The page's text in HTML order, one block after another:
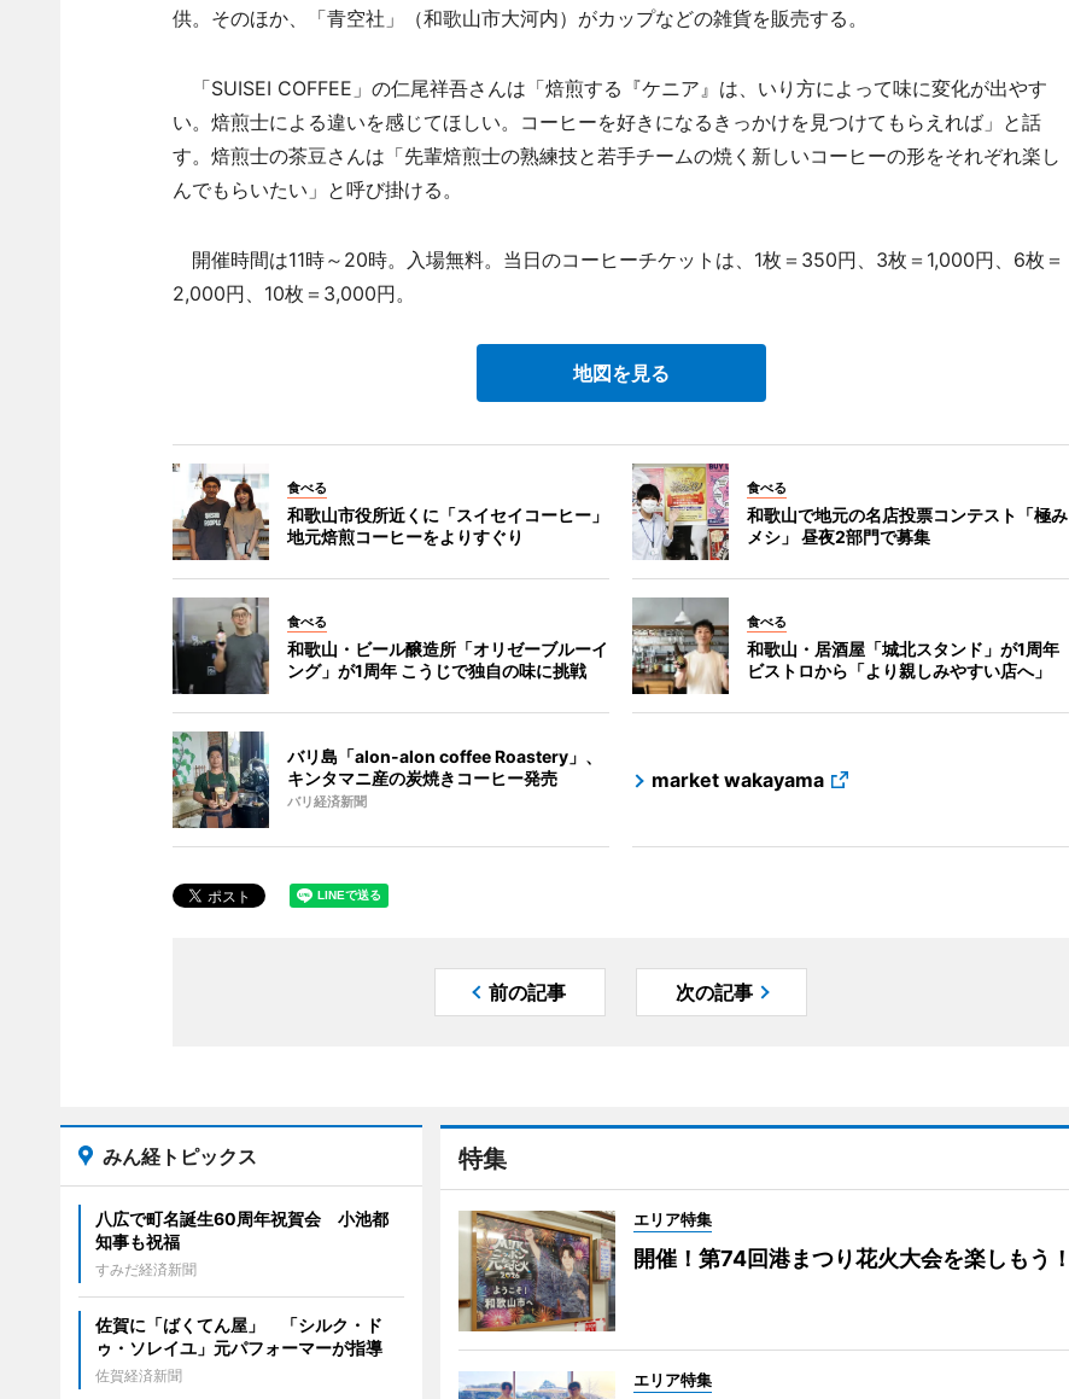
供。そのほか、「青空社」（和歌山市大河内）がカップなどの雑貨を販売する。
「SUISEI COFFEE」の仁尾祥吾さんは「焙煎する『ケニア』は、いり方によって味に変化が出やす
い。焙煎士による違いを感じてほしい。コーヒーを好きになるきっかけを見つけてもらえれば」と話
す。焙煎士の茶豆さんは「先輩焙煎士の熟練技と若手チームの焼く新しいコーヒーの形をそれぞれ楽し
んでもらいたい」と呼び掛ける。
開催時間は11時～20時。入場無料。当日のコーヒーチケットは、1枚＝350円、3枚＝1,000円、6枚＝
2,000円、10枚＝3,000円。
地図を見る
食べる
和歌山市役所近くに「スイセイコーヒー」
地元焙煎コーヒーをよりすぐり
食べる
和歌山で地元の名店投票コンテスト「極み
メシ」 昼夜2部門で募集
食べる
和歌山・ビール醸造所「オリゼーブルーイ
ング」が1周年 こうじで独自の味に挑戦
食べる
和歌山・居酒屋「城北スタンド」が1周年
ビストロから「より親しみやすい店へ」
バリ島「alon-alon coffee Roastery」、
キンタマニ産の炭焼きコーヒー発売
バリ経済新聞
market wakayama
前の記事 次の記事
特集
エリア特集
開催！第74回港まつり花火大会を楽しもう！
エリア特集
みん経トピックス
八広で町名誕生60周年祝賀会 小池都
知事も祝福
すみだ経済新聞
佐賀に「ばくてん屋」 「シルク・ド
ゥ・ソレイユ」元パフォーマーが指導
佐賀経済新聞